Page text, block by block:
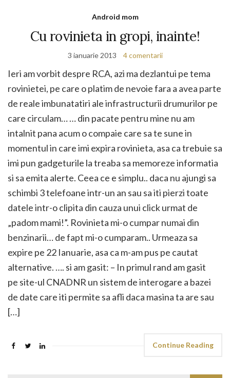
Android mom
Cu rovinieta in gropi, inainte!
3 ianuarie 2013 4 comentarii
Ieri am vorbit despre RCA, azi ma dezlantui pe tema
rovinietei, pe care o platim de nevoie fara a avea parte
de reale imbunatatiri ale infrastructurii drumurilor pe
care circulam… … din pacate pentru mine nu am
intalnit pana acum o compaie care sa te sune in
momentul in care imi expira rovinieta, asa ca trebuie sa
imi pun gadgeturile la treaba sa memoreze informatia
si sa emita alerte. Ceea ce e simplu.. daca nu ajungi sa
schimbi 3 telefoane intr-un an sau sa iti pierzi toate
datele intr-o clipita din cauza unui click urmat de
„padom mami!”. Rovinieta mi-o cumpar numai din
benzinarii… de fapt mi-o cumparam.. Urmeaza sa
expire pe 22 Ianuarie, asa ca m-am pus pe cautat
alternative. …. si am gasit: – In primul rand am gasit
pe site-ul CNADNR un sistem de interogare a bazei
de date care iti permite sa afli daca masina ta are sau
[…]
Continue Reading